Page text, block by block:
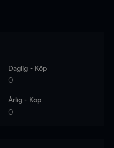
Daglig - Köp
0
Årlig - Köp
0